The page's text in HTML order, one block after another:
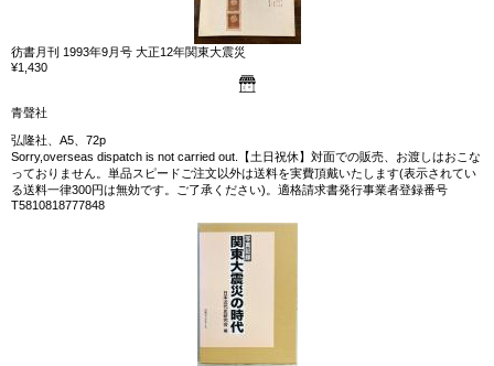
彷書月刊 1993年9月号 大正12年関東大震災
¥1,430
青聲社
弘隆社、A5、72p
Sorry,overseas dispatch is not carried out.【土日祝休】対面での販売、お渡しはおこな
っておりません。単品スピードご注文以外は送料を実費頂戴いたします(表示されてい
る送料一律300円は無効です。ご了承ください)。適格請求書発行事業者登録番号
T5810818777848